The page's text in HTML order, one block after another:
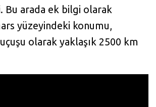
Bu arada ek bilgi olarak
yüzeyindeki konumu,
olarak yaklaşık 2500 km